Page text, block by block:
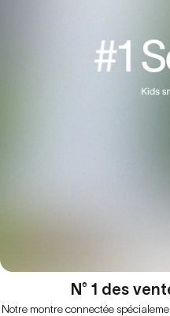
N° 1 des
Notre montre connectée